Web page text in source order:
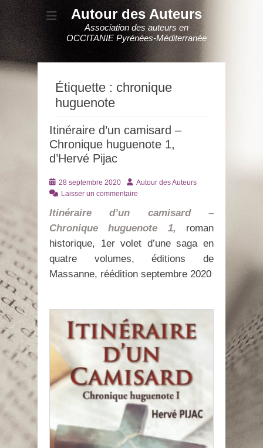
Autour des Auteurs
Association des auteurs en
OCCITANIE Pyrénées-Méditerranée
Étiquette : chronique
huguenote
Itinéraire d’un camisard –
Chronique huguenote 1,
d’Hervé Pijac
Posté
le
28 septembre 2020 AuteurAutour des Auteurs
Laisser un commentaire
Itinéraire d’un camisard –
Chronique huguenote 1, roman
historique, 1er volet d’une saga en
quatre volumes, éditions de
Massanne, réédition septembre 2020